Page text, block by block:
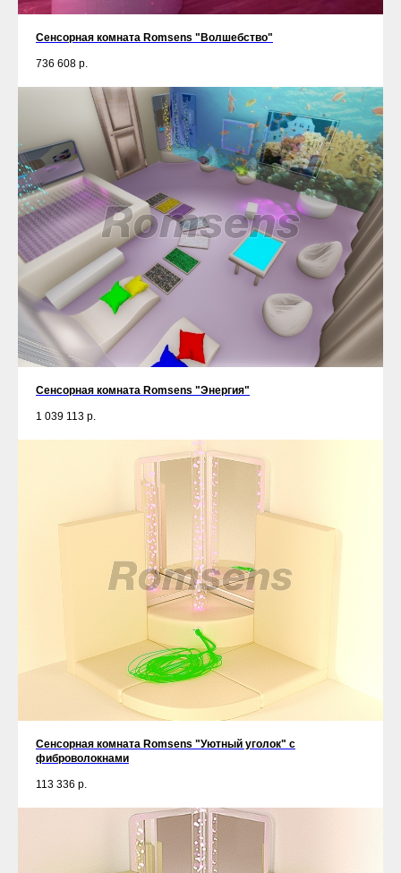
Сенсорная комната Romsens "Волшебство"
736 608 р.
Сенсорная комната Romsens "Энергия"
1 039 113 р.
Сенсорная комната Romsens "Уютный уголок" c
фиброволокнами
113 336 р.